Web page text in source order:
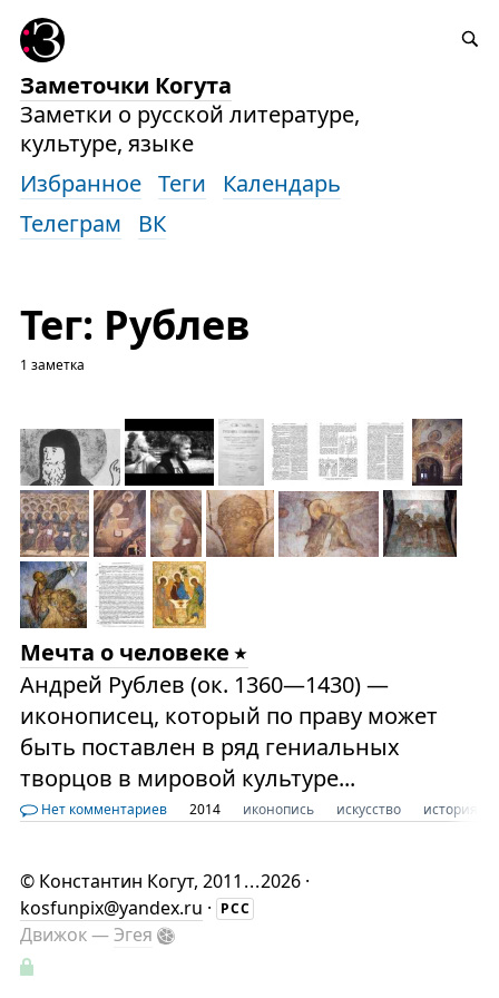
Заметочки Когута
Заметки о русской литературе,
культуре, языке
Избранное Теги
Календарь
Телеграм
ВК
Тег: Рублев
1 заметка
Мечта о человеке
Андрей Рублев (ок. 1360—1430) —
иконописец, который по праву может
быть поставлен в ряд гениальных
творцов в мировой культуре...
Нет комментариев 2014 иконопись искусство история
© Константин Когут, 2011 ...2026 ·
kosfunpix@yandex.ru · РСС
Движок —Эгея